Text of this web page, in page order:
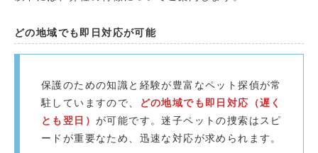
どの地域でも即日対応が可能
保護のための知識と経験が豊富なペット探偵が常
駐していますので、
どの地域でも即日対応（遅く
とも翌日） が可能です。迷子ペットの捜索はスピ
ードが重要なため、迅速な対応が求められます。